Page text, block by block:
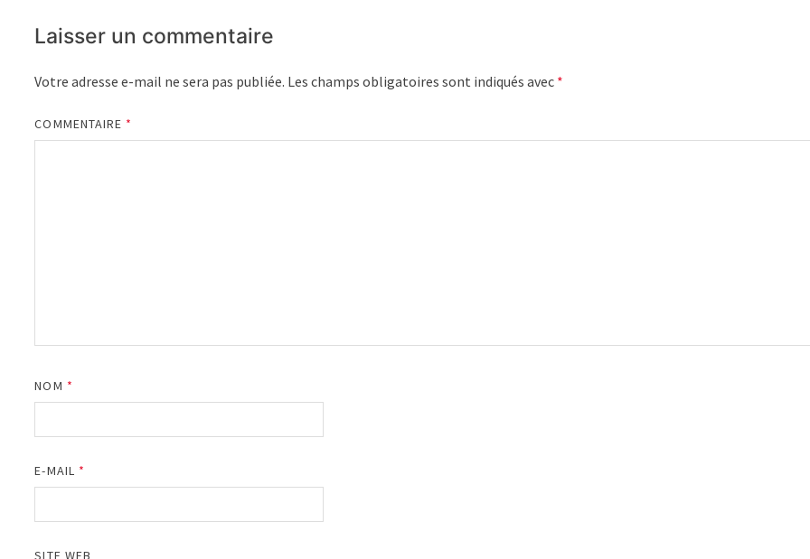
Laisser un commentaire
Votre adresse e-mail ne sera pas publiée. Les champs obligatoires sont indiqués avec *
COMMENTAIRE *
NOM *
E-MAIL *
SITE WEB